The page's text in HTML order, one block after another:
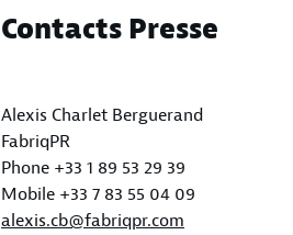
Contacts Presse
Alexis Charlet Berguerand
FabriqPR
Phone +33 1 89 53 29 39
Mobile +33 7 83 55 04 09
alexis.cb@fabriqpr.com